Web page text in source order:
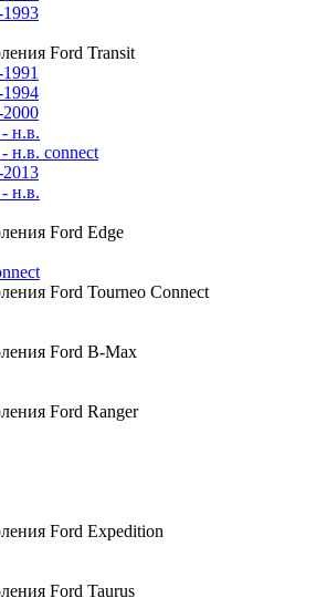
1993
Ford Transit
1994
2000
н.в.
н.в. connect
2013
н.в.
Ford Edge
Ford Tourneo Connect
Ford B-Max
Ford Ranger
Ford Expedition
Ford Taurus